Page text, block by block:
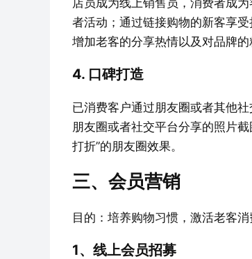
店员成为线上销售员，消费者成
者活动；通过链接购物的新客享
增加老客的分享热情以及对品牌
4. 口碑打造
已消费客户通过朋友圈或者其他
朋友圈或者社交平台分享的照片
打折”的朋友圈效果。
三、会员营销
目的：培养购物习惯，激活老客
1、线上会员招募